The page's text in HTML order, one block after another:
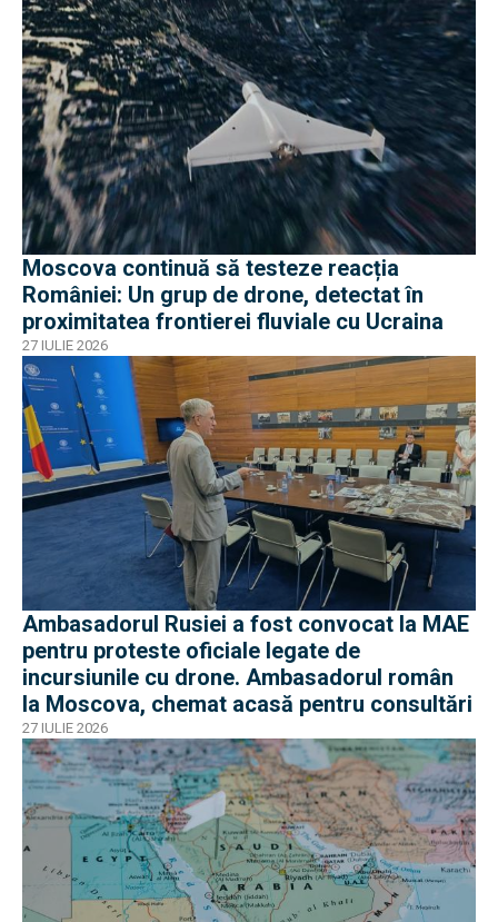
Moscova continuă să testeze reacția
României: Un grup de drone, detectat în
proximitatea frontierei fluviale cu Ucraina
27 IULIE 2026
Ambasadorul Rusiei a fost convocat la MAE
pentru proteste oficiale legate de
incursiunile cu drone. Ambasadorul român
la Moscova, chemat acasă pentru consultări
27 IULIE 2026